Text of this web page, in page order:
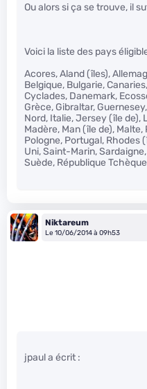
Ou alors si ça se trouve, il
Voici la liste des pays
Acores, Aland (îles),
Belgique, Bulgarie,
Cyclades, Danemark,
Grèce, Gibraltar,
Nord, Italie, Jersey (île de),
Madère, Man (île de),
Pologne, Portugal, Rhodes
Uni, Saint-Marin,
Suède, République
Niktareum
Le 10/06/2014 à 09h53
jpaul a écrit :